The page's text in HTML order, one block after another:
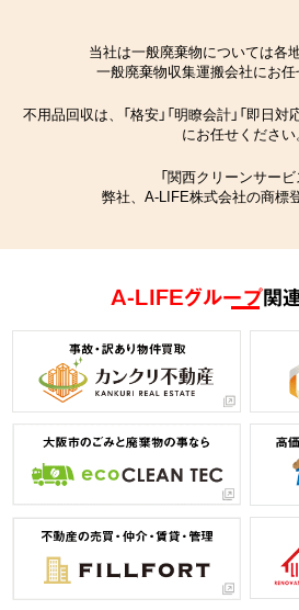
当社は一般廃棄物については各
一般廃棄物収集運搬会社にお
不用品回収は、「格安」「明瞭会計」「即日
にお任せください。
「関西クリーンサービ
弊社、A-LIFE株式会社の商標
A-LIFEグループ関